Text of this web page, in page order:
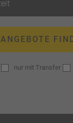
ANGEBOTE
nur mit Transfer